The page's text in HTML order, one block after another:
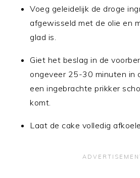
Voeg geleidelijk de droge
afgewisseld met de olie en
glad is.
Giet het beslag in de
ongeveer 25-30 minuten in
een ingebrachte prikker
komt.
Laat de cake volledig